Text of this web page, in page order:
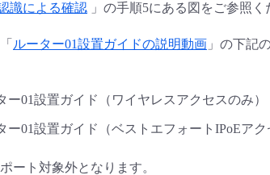
識による確認 」の手順5にある図をご参照く
ルーター01設置ガイドの説明動画 」の下記
ー01設置ガイド（ワイヤレスアクセスのみ）
ー01設置ガイド（ベストエフォートIPoEア
ート対象外となります。